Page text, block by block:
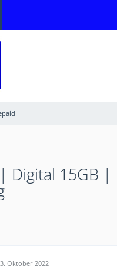
Digital 15GB
Oktober 2022